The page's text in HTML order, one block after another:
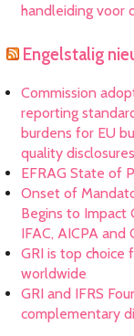
handleiding voor
Engelstalig
Commission
reporting
burdens for EU
quality disclosures
EFRAG State of
Onset of
Begins to Impact
IFAC, AICPA and
GRI is top choice
worldwide
GRI and IFRS
complementary